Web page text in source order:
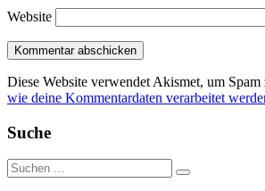
Website
Diese Website verwendet Akismet, um Spam
wie deine Kommentardaten verarbeitet
Suche
Suchen
nach:
Suchen